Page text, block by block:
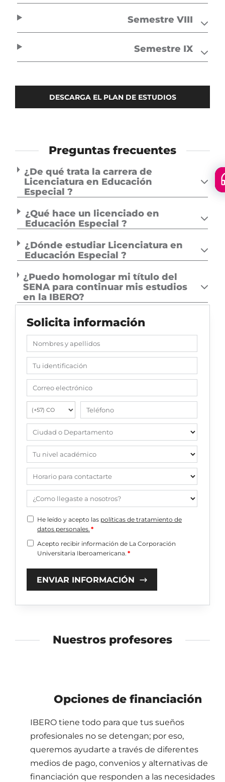
Semestre VIII
Semestre IX
DESCARGA EL PLAN DE ESTUDIOS
Preguntas frecuentes
¿De qué trata la carrera de
Licenciatura en Educación
Especial ?
¿Qué hace un licenciado en
Educación Especial ?
¿Dónde estudiar Licenciatura en
Educación Especial ?
¿Puedo homologar mi título del
SENA para continuar mis estudios
en la IBERO?
Solicita información
Nombres y apellidos
Tu identificación
Correo electrónico
Teléfono
Ciudad o Departamento
Tu nivel académico
Horario para contactarte
¿Como llegaste a nosotros?
He leído y acepto las políticas de tratamiento de
datos personales. *
Acepto recibir información de La Corporación
Universitaria Iberoamericana. *
ENVIAR INFORMACIÓN
Nuestros profesores
Opciones de financiación
IBERO tiene todo para que tus sueños
profesionales no se detengan; por eso,
queremos ayudarte a través de diferentes
medios de pago, convenios y alternativas de
financiación que responden a las necesidades